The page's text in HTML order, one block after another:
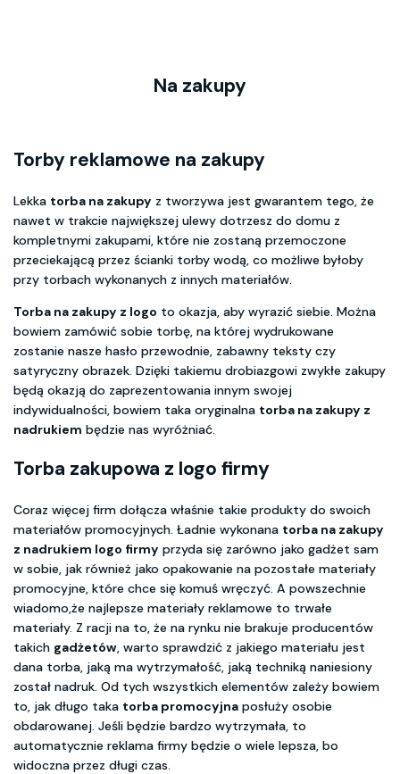
Na zakupy
Torby reklamowe na zakupy
Lekka torba na zakupy z tworzywa jest gwarantem tego, że
nawet w trakcie największej ulewy dotrzesz do domu z
kompletnymi zakupami, które nie zostaną przemoczone
przeciekającą przez ścianki torby wodą, co możliwe byłoby
przy torbach wykonanych z innych materiałów.
Torba na zakupy z logo to okazja, aby wyrazić siebie. Można
bowiem zamówić sobie torbę, na której wydrukowane
zostanie nasze hasło przewodnie, zabawny teksty czy
satyryczny obrazek. Dzięki takiemu drobiazgowi zwykłe zakupy
będą okazją do zaprezentowania innym swojej
indywidualności, bowiem taka oryginalna torba na zakupy z
nadrukiem będzie nas wyróżniać.
Torba zakupowa z logo firmy
Coraz więcej firm dołącza właśnie takie produkty do swoich
materiałów promocyjnych. Ładnie wykonana torba na zakupy
z nadrukiem logo firmy przyda się zarówno jako gadżet sam
w sobie, jak również jako opakowanie na pozostałe materiały
promocyjne, które chce się komuś wręczyć. A powszechnie
wiadomo,że najlepsze materiały reklamowe to trwałe
materiały. Z racji na to, że na rynku nie brakuje producentów
takich gadżetów, warto sprawdzić z jakiego materiału jest
dana torba, jaką ma wytrzymałość, jaką techniką naniesiony
został nadruk. Od tych wszystkich elementów zależy bowiem
to, jak długo taka torba promocyjna posłuży osobie
obdarowanej. Jeśli będzie bardzo wytrzymała, to
automatycznie reklama firmy będzie o wiele lepsza, bo
widoczna przez długi czas.